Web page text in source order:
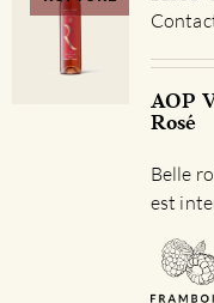
AOP
Rosé
Belle
est